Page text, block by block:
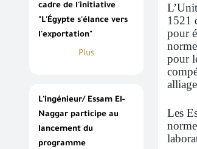
cadre de l'initiative
"L'Égypte s'élance vers
l'exportation"
Plus
L'ingénieur/ Essam El-
Naggar participe au
lancement du
programme
1521
pour
pour
Les